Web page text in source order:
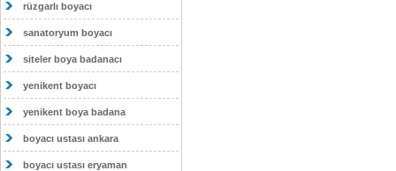
rüzgarlı boyacı
sanatoryum boyacı
siteler boya badanacı
yenikent boyacı
yenikent boya badana
boyacı ustası ankara
boyacı ustası eryaman